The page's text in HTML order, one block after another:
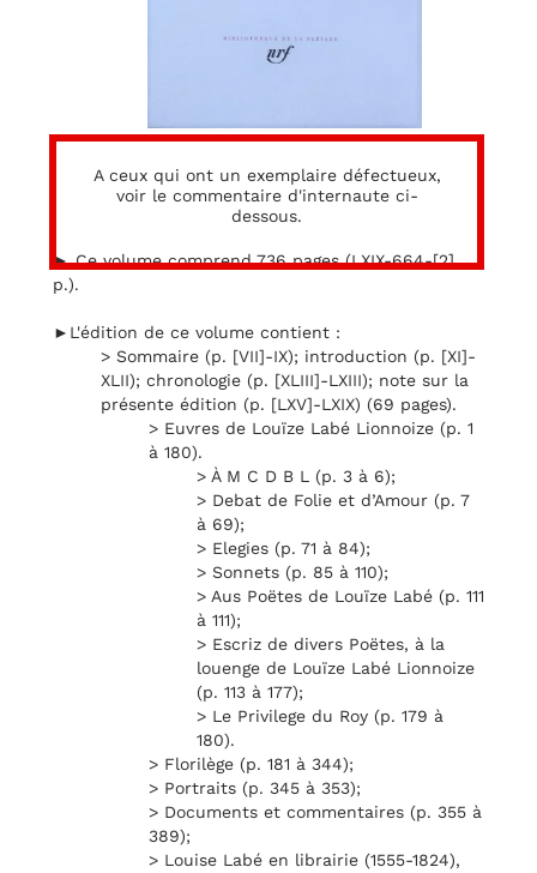
A ceux qui ont un exemplaire défectueux,
voir le commentaire d'internaute ci-
dessous.
► Ce volume comprend 736 pages (LXIX-664-[2]
p.).
►L'édition de ce volume contient :
> Sommaire (p. [VII]-IX); introduction (p. [XI]-
XLII); chronologie (p. [XLIII]-LXIII); note sur la
présente édition (p. [LXV]-LXIX) (69 pages).
> Euvres de Louïze Labé Lionnoize (p. 1
à 180).
> À M C D B L (p. 3 à 6);
> Debat de Folie et d’Amour (p. 7
à 69);
> Elegies (p. 71 à 84);
> Sonnets (p. 85 à 110);
> Aus Poëtes de Louïze Labé (p. 111
à 111);
> Escriz de divers Poëtes, à la
louenge de Louïze Labé Lionnoize
(p. 113 à 177);
> Le Privilege du Roy (p. 179 à
180).
> Florilège (p. 181 à 344);
> Portraits (p. 345 à 353);
> Documents et commentaires (p. 355 à
389);
> Louise Labé en librairie (1555-1824),